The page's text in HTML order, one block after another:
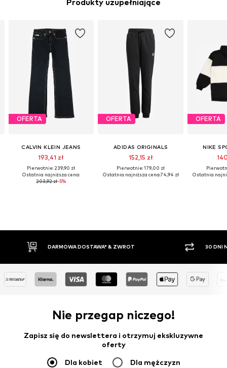
Produkty uzupełniające
OFERTA
CALVIN KLEIN JEANS
193,41 zł
Pierwotnie: 239,90 zł
Ostatnia najniższa cena:
203,92 zł-5%
OFERTA
ADIDAS ORIGINALS
152,15 zł
Pierwotnie: 179,00 zł
Ostatnia najniższa cena:74,94 zł
OFERTA
NIKE
Ostatnia
& ZWROT 30 DNI NA ZWROT TOWARU
Nie przegap niczego!
Zapisz się do newslettera i otrzymuj ekskluzywne
oferty
Dla kobiet Dla mężczyzn